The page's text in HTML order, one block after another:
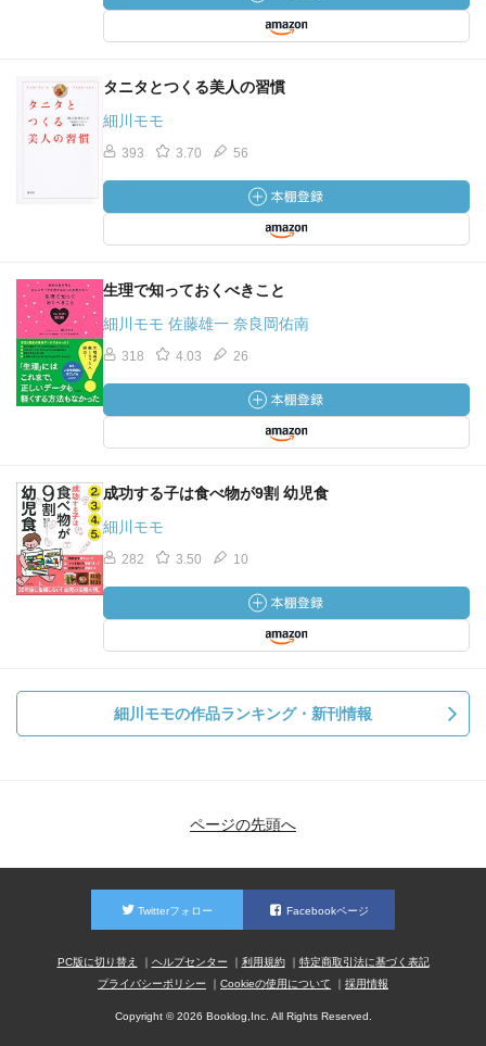
タニタとつくる美人の習慣
細川モモ
393 3.70 56
生理で知っておくべきこと
細川モモ 佐藤雄一 奈良岡佑南
318 4.03 26
成功する子は食べ物が9割 幼児食
細川モモ
282 3.50 10
細川モモの作品ランキング・新刊情報
ページの先頭へ
Twitterフォロー Facebookページ
PC版に切り替え ヘルプセンター 利用規約
特定商取引法に基づく表記
プライバシーポリシー
Cookieの使用について 採用情報
Copyright © 2026 Booklog,Inc. All Rights Reserved.